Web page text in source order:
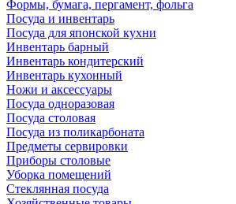
Формы, бумага, пергамент, фольга
Посуда и инвентарь
Посуда для японской кухни
Инвентарь барный
Инвентарь кондитерский
Инвентарь кухонный
Ножи и аксессуары
Посуда одноразовая
Посуда столовая
Посуда из поликарбоната
Предметы сервировки
Приборы столовые
Уборка помещений
Стеклянная посуда